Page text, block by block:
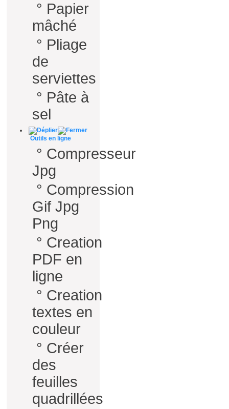
° Papier
mâché
° Pliage
de
serviettes
° Pâte à
sel
Outils en ligne
° Compresseur
Jpg
° Compression
Gif Jpg
Png
° Creation
PDF en
ligne
° Creation
textes en
couleur
° Créer
des
feuilles
quadrillées